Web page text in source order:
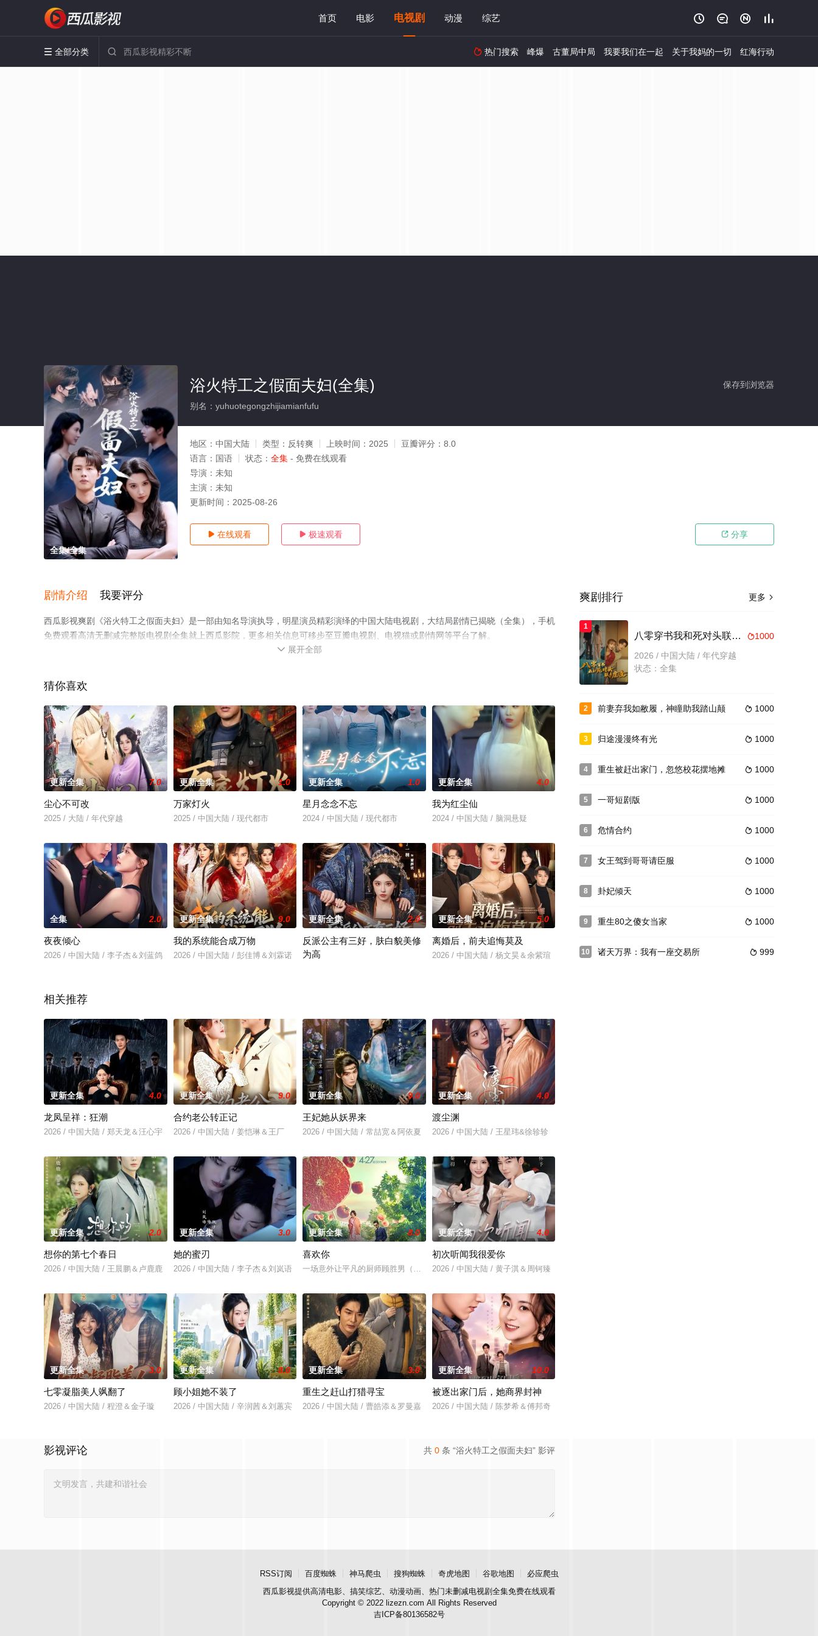
首页 电影 电视剧 动漫 综艺    
 全部分类   热门搜索 峰爆 古董局中局 我要我们在一起 关于我妈的一切 红海行动
全集/全集
保存到浏览器
浴火特工之假面夫妇(全集)
别名：yuhuotegongzhijiamianfufu
地区： 中国大陆 类型： 反转爽 上映时间： 2025 豆瓣评分： 8.0
语言： 国语 状态： 全集 - 免费在线观看
导演： 未知
主演： 未知
更新时间： 2025-08-26
 在线观看  极速观看  分享
剧情介绍 我要评分
西瓜影视爽剧《浴火特工之假面夫妇》是一部由知名导演执导，明星演员精彩演绎的中国大陆电视剧，大结局剧情已揭晓（全集），手机
免费观看高清无删减完整版电视剧全集就上西瓜影院，更多相关信息可移步至豆瓣电视剧、电视猫或剧情网等平台了解。
 展开全部
猜你喜欢
更新全集 7.0
尘心不可改
2025 / 大陆 / 年代穿越
更新全集 1.0
万家灯火
2025 / 中国大陆 / 现代都市
更新全集 1.0
星月念念不忘
2024 / 中国大陆 / 现代都市
更新全集 4.0
我为红尘仙
2024 / 中国大陆 / 脑洞悬疑
全集 2.0
夜夜倾心
2026 / 中国大陆 / 李子杰＆刘蓝鸽
更新全集 9.0
我的系统能合成万物
2026 / 中国大陆 / 彭佳博＆刘霖诺
更新全集 2.0
反派公主有三好，肤白貌美修
为高
更新全集 5.0
离婚后，前夫追悔莫及
2026 / 中国大陆 / 杨文昊＆余紫瑄
相关推荐
更新全集 4.0
龙凤呈祥：狂潮
2026 / 中国大陆 / 郑天龙＆汪心宇
更新全集 9.0
合约老公转正记
2026 / 中国大陆 / 姜恺琳＆王厂
更新全集 9.0
王妃她从妖界来
2026 / 中国大陆 / 常喆宽＆阿依夏
更新全集 4.0
渡尘渊
2026 / 中国大陆 / 王星玮&徐轸轸
更新全集 2.0
想你的第七个春日
2026 / 中国大陆 / 王晨鹏＆卢鹿鹿
更新全集 3.0
她的蜜刃
2026 / 中国大陆 / 李子杰＆刘岚语
更新全集 8.0
喜欢你
一场意外让平凡的厨师顾胜男（周冬雨 饰）结识了霸道总裁路晋（金城武 饰）。之后，路晋入
更新全集 4.0
初次听闻我很爱你
2026 / 中国大陆 / 黄子淇＆周钶臻
更新全集 3.0
七零凝脂美人飒翻了
2026 / 中国大陆 / 程澄＆金子璇
更新全集 8.0
顾小姐她不装了
2026 / 中国大陆 / 辛润茜＆刘蕙宾
更新全集 3.0
重生之赶山打猎寻宝
2026 / 中国大陆 / 曹皓添＆罗曼嘉
更新全集 10.0
被逐出家门后，她商界封神
2026 / 中国大陆 / 陈梦希＆傅邦奇
共 0 条 “浴火特工之假面夫妇” 影评
影视评论
更多 
爽剧排行
1
1000
八零穿书我和死对头联手虐渣
2026 / 中国大陆 / 年代穿越
状态：全集
2  1000
前妻弃我如敝履，神瞳助我踏山颠
3  1000
归途漫漫终有光
4  1000
重生被赶出家门，忽悠校花摆地摊
5  1000
一哥短剧版
6  1000
危情合约
7  1000
女王驾到哥哥请臣服
8  1000
卦妃倾天
9  1000
重生80之傻女当家
10  999
诸天万界：我有一座交易所
RSS订阅 百度蜘蛛 神马爬虫 搜狗蜘蛛 奇虎地图 谷歌地图
必应爬虫
西瓜影视提供高清电影、搞笑综艺、动漫动画、热门未删减电视剧全集免费在线观看
Copyright © 2022 lizezn.com All Rights Reserved
吉ICP备80136582号